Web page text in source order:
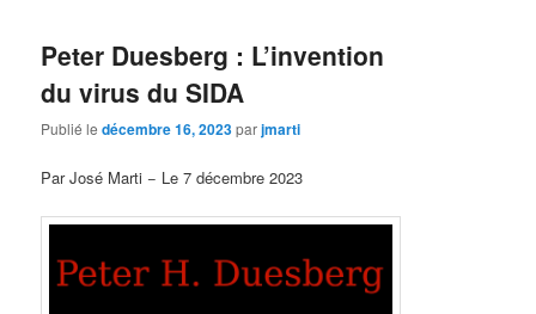
Peter Duesberg : L’invention
du virus du SIDA
Publié ledécembre 16, 2023parjmarti
Par José Marti − Le 7 décembre 2023